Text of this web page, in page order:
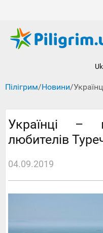
Пілігрим/Новини/
Українці –
любителів
04.09.2019